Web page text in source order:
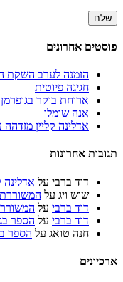
פוסטים אחרונים
הזמנה לערב השקת
חגיגה פיוטית
ארוחת בוקר בגופרמן
אנה שומלו
אדלינה קליין
תגובות אחרונות
דוד ברבי על
שוש ויג על
דוד ברבי על
דוד ברבי על הספר
חנה טואג על הספר
ארכיונים